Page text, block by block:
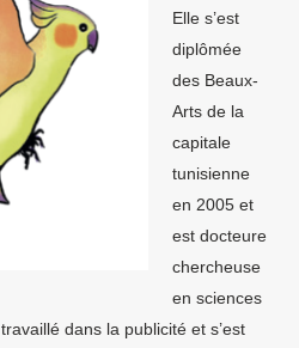
Elle s’est
diplômée
des Beaux-
Arts de la
capitale
tunisienne
en 2005 et
est docteure
chercheuse
en sciences
dans la publicité et s’est